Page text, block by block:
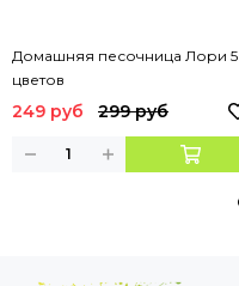
Домашняя песочница Лори 5
цветов
249 руб 299 руб